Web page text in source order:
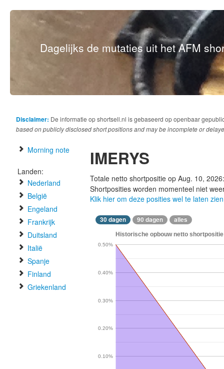
Dagelijks de mutaties uit het AFM
Disclaimer: De informatie op shortsell.nl is gebaseerd op openbaar
based on publicly disclosed short positions and may be incomplete or
Morning note
Landen:
Nederland
België
Engeland
Frankrijk
Duitsland
Italië
Spanje
Finland
Griekenland
IMERYS
Totale netto shortpositie op Aug. 10,
Shortposities worden momenteel niet
Klik hier om deze posities wel te laten zien
30 dagen 90 dagen alles
Historische opbouw netto
0.10%
0.20%
0.30%
0.40%
0.50%